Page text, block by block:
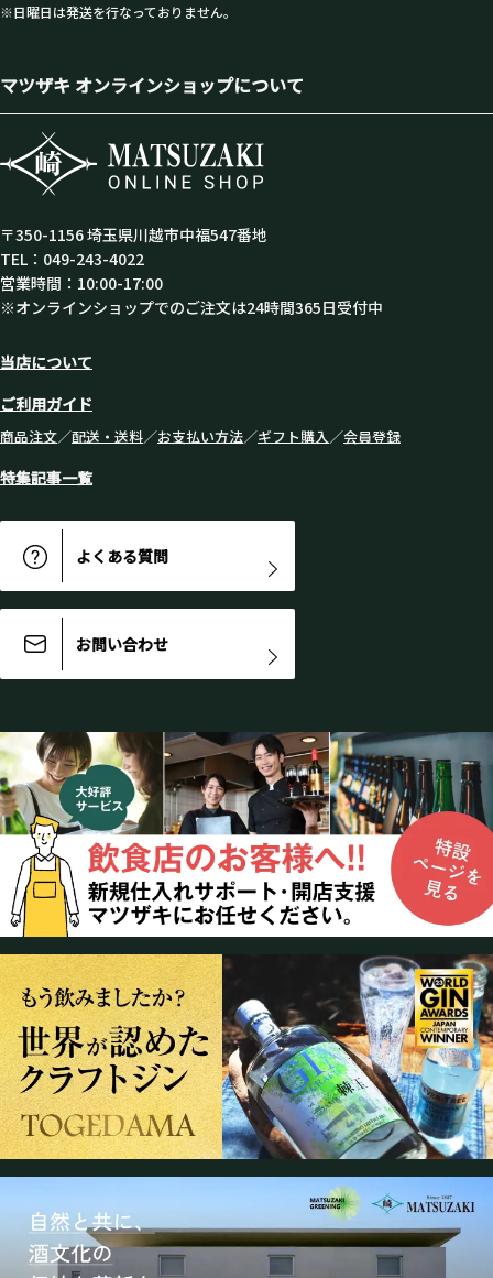
※日曜日は発送を行なっておりません。
マツザキ オンラインショップについて
〒350-1156 埼玉県川越市中福547番地
TEL：049-243-4022
営業時間：10:00-17:00
※オンラインショップでのご注文は24時間365日受付中
当店について
ご利用ガイド
商品注文／配送・送料／お支払い方法／ギフト購入／会員登録
特集記事一覧
よくある質問
お問い合わせ